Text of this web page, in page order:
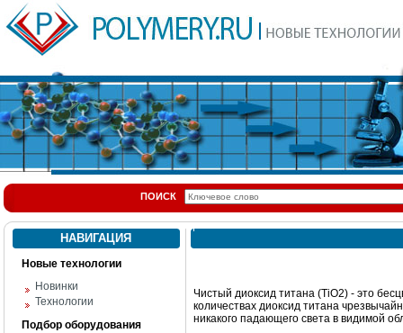
ПОИСК
НАВИГАЦИЯ
Новые технологии
Новинки
Технологии
Подбор оборудования
Чистый диоксид титана (TiO2) - это
количествах диоксид титана
никакого падающего света в видимой